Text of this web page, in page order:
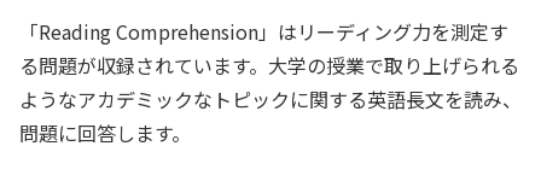
「Reading Comprehension」はリーディング力を測定す
る問題が収録されています。大学の授業で取り上げられる
ようなアカデミックなトピックに関する英語長文を読み、
問題に回答します。